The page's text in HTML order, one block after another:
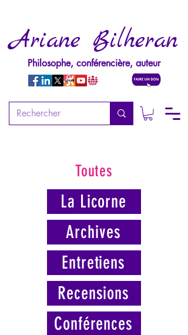
Ariane Bilheran
Philosophe, conférencière, auteur
Toutes
La Licorne
Archives
Entretiens
Recensions
Conférences